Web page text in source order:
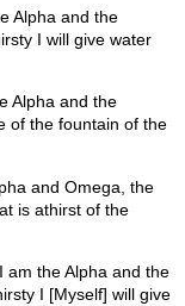
Alpha and the
I will give water
Alpha and the
of the fountain of the
and Omega, the
is athirst of the
am the Alpha and the
I [Myself] will give